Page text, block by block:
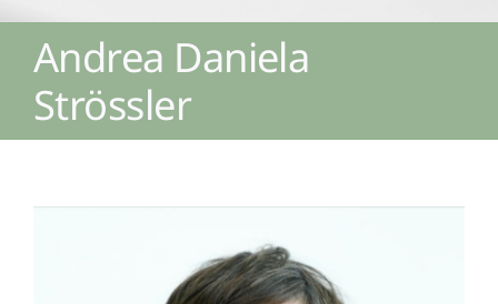
Login Fairgate
Andrea Daniela
Strössler